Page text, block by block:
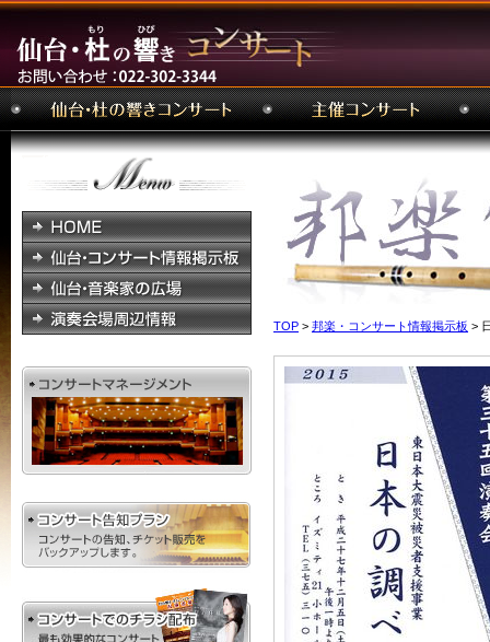
TOP > 邦楽・コンサート情報掲示板 >